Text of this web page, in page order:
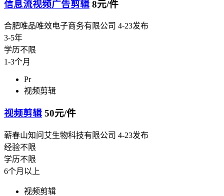
信息流视频广告剪辑 8元/件
合肥唯品唯效电子商务有限公司 4-23发布
3-5年
学历不限
1-3个月
Pr
视频剪辑
视频剪辑 50元/件
蕲春山知问艾生物科技有限公司 4-23发布
经验不限
学历不限
6个月以上
视频剪辑